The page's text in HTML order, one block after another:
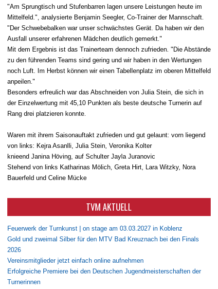
"Am Sprungtisch und Stufenbarren lagen unsere Leistungen heute im
Mittelfeld.", analysierte Benjamin Seegler, Co-Trainer der Mannschaft.
"Der Schwebebalken war unser schwächstes Gerät. Da haben wir den
Ausfall unserer erfahrenen Mädchen deutlich gemerkt."
Mit dem Ergebnis ist das Trainerteam dennoch zufrieden. "Die Abstände
zu den führenden Teams sind gering und wir haben in den Wertungen
noch Luft. Im Herbst können wir einen Tabellenplatz im oberen Mittelfeld
anpeilen."
Besonders erfreulich war das Abschneiden von Julia Stein, die sich in
der Einzelwertung mit 45,10 Punkten als beste deutsche Turnerin auf
Rang drei platzieren konnte.
Waren mit ihrem Saisonauftakt zufrieden und gut gelaunt: vorn liegend
von links: Kejra Asanlli, Julia Stein, Veronika Kolter
knieend Janina Höving, auf Schulter Jayla Juranovic
Stehend von links Katharinas Mölich, Greta Hirt, Lara Witzky, Nora
Bauerfeld und Celine Mücke
TVM AKTUELL
Feuerwerk der Turnkunst | on stage am 03.03.2027 in Koblenz
Gold und zweimal Silber für den MTV Bad Kreuznach bei den Finals
2026
Vereinsmitglieder jetzt einfach online aufnehmen
Erfolgreiche Premiere bei den Deutschen Jugendmeisterschaften der
Turnerinnen